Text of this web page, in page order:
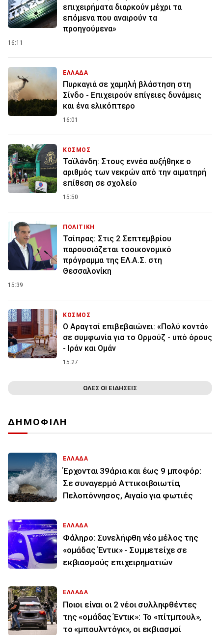
επιχειρήματα διαρκούν μέχρι τα
επόμενα που αναιρούν τα
προηγούμενα»
16:11
ΕΛΛΑΔΑ
Πυρκαγιά σε χαμηλή βλάστηση στη
Σίνδο - Επιχειρούν επίγειες δυνάμεις
και ένα ελικόπτερο
16:01
ΚΟΣΜΟΣ
Ταϊλάνδη: Στους εννέα αυξήθηκε ο
αριθμός των νεκρών από την αιματηρή
επίθεση σε σχολείο
15:50
ΠΟΛΙΤΙΚΗ
Τσίπρας: Στις 2 Σεπτεμβρίου
παρουσιάζεται τοοικονομικό
πρόγραμμα της ΕΛ.Α.Σ. στη
Θεσσαλονίκη
15:39
ΚΟΣΜΟΣ
Ο Αραγτσί επιβεβαιώνει: «Πολύ κοντά»
σε συμφωνία για το Ορμούζ - υπό όρους
- Ιράν και Ομάν
15:27
ΟΛΕΣ ΟΙ ΕΙΔΗΣΕΙΣ
ΔΗΜΟΦΙΛΗ
ΕΛΛΑΔΑ
Έρχονται 39άρια και έως 9 μποφόρ:
Σε συναγερμό Αττικοιβοιωτία,
Πελοπόννησος, Αιγαίο για φωτιές
ΕΛΛΑΔΑ
Φάληρο: Συνελήφθη νέο μέλος της
«ομάδας Έντικ» - Συμμετείχε σε
εκβιασμούς επιχειρηματιών
ΕΛΛΑΔΑ
Ποιοι είναι οι 2 νέοι συλληφθέντες
της «ομάδας Έντικ»: Το «πίτμπουλ»,
το «μπουλντόγκ», οι εκβιασμοί